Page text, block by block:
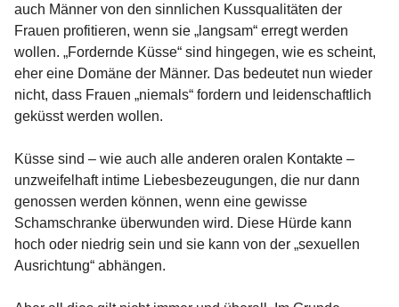
auch Männer von den sinnlichen Kussqualitäten der
Frauen profitieren, wenn sie „langsam“ erregt werden
wollen. „Fordernde Küsse“ sind hingegen, wie es scheint,
eher eine Domäne der Männer. Das bedeutet nun wieder
nicht, dass Frauen „niemals“ fordern und leidenschaftlich
geküsst werden wollen.
Küsse sind – wie auch alle anderen oralen Kontakte –
unzweifelhaft intime Liebesbezeugungen, die nur dann
genossen werden können, wenn eine gewisse
Schamschranke überwunden wird. Diese Hürde kann
hoch oder niedrig sein und sie kann von der „sexuellen
Ausrichtung“ abhängen.